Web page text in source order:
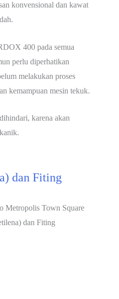
konvensional dan kawat
400 pada semua
perlu diperhatikan
melakukan proses
kemampuan mesin tekuk.
karena akan
dan Fiting
Metropolis Town Square
dan Fiting